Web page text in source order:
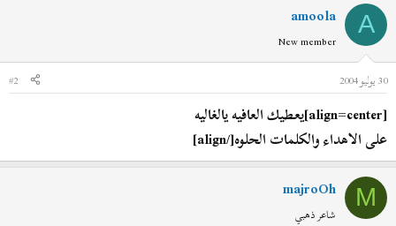
A
amoola
New member
30 يوليو 2004
#2
[align=center]يعطيك العافيه يالغاليه
على الاهداء والكلمات الحلوه[/align]
M
majroOh
شاعر ذهبي